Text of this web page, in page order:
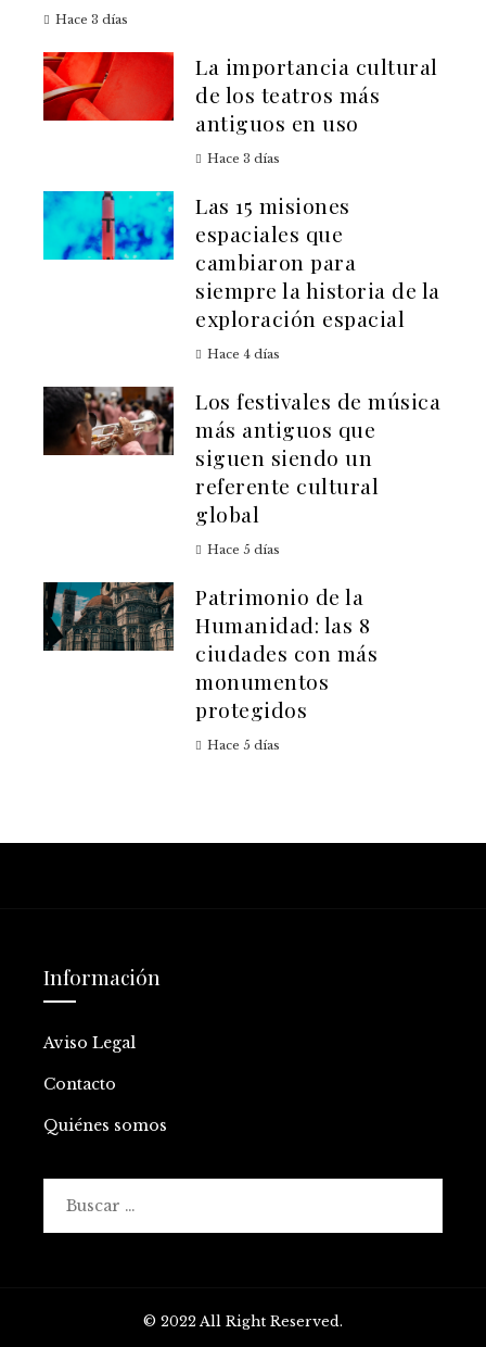
Hace 3 días
La importancia cultural
de los teatros más
antiguos en uso
Hace 3 días
Las 15 misiones
espaciales que
cambiaron para
siempre la historia de la
exploración espacial
Hace 4 días
Los festivales de música
más antiguos que
siguen siendo un
referente cultural
global
Hace 5 días
Patrimonio de la
Humanidad: las 8
ciudades con más
monumentos
protegidos
Hace 5 días
Información
Aviso Legal
Contacto
Quiénes somos
© 2022 All Right Reserved.